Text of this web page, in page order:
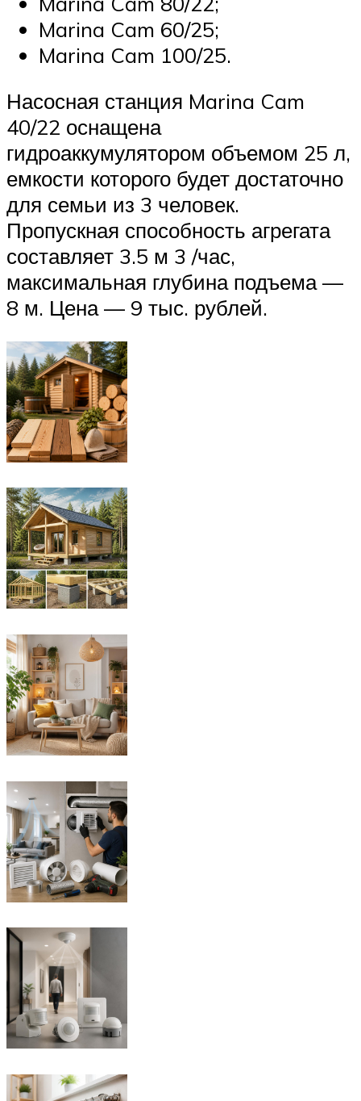
Marina Cam 60/25;
Marina Cam 100/25.
Насосная станция Marina Cam
40/22 оснащена
гидроаккумулятором объемом 25 л,
емкости которого будет достаточно
для семьи из 3 человек.
Пропускная способность агрегата
составляет 3.5 м 3 /час,
максимальная глубина подъема —
8 м. Цена — 9 тыс. рублей.